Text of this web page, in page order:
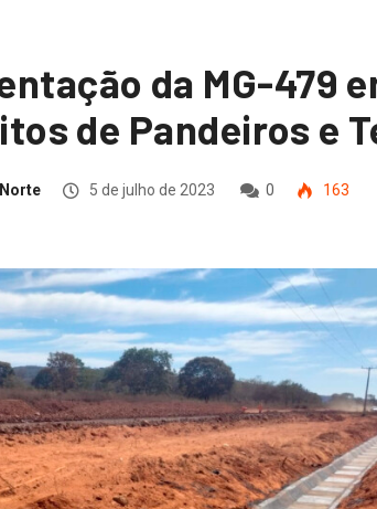
da MG-479
de Pandeiros e
5 de julho de 2023 0
163